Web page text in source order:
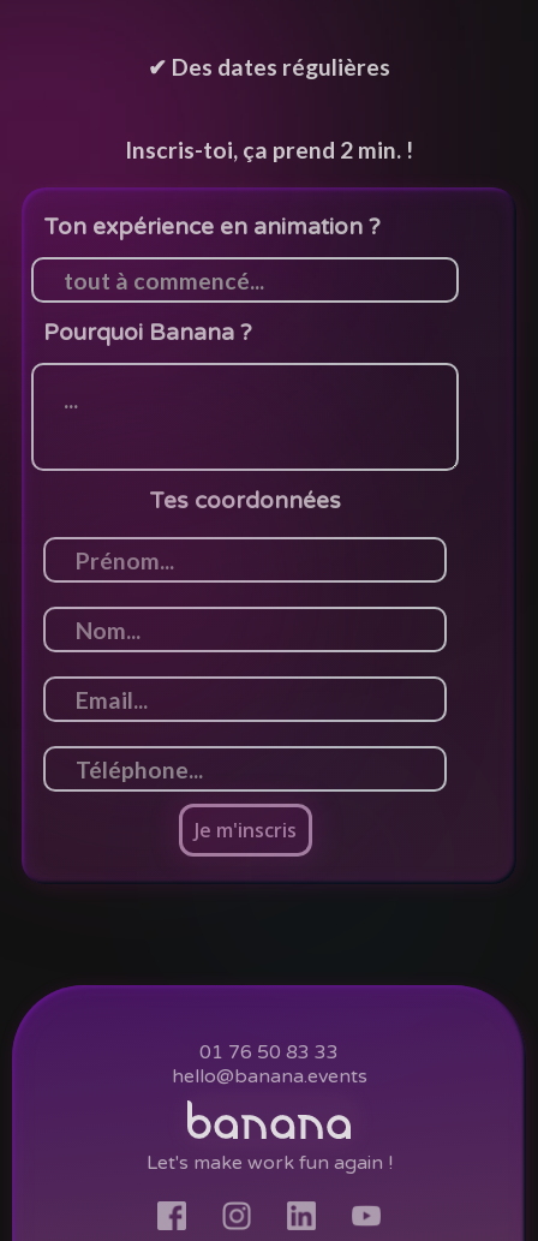
✔ Des dates régulières
Inscris-toi, ça prend 2 min. !
Ton expérience en animation ?
Pourquoi Banana ?
Tes coordonnées
01 76 50 83 33
hello@banana.events
Let's make work fun again !